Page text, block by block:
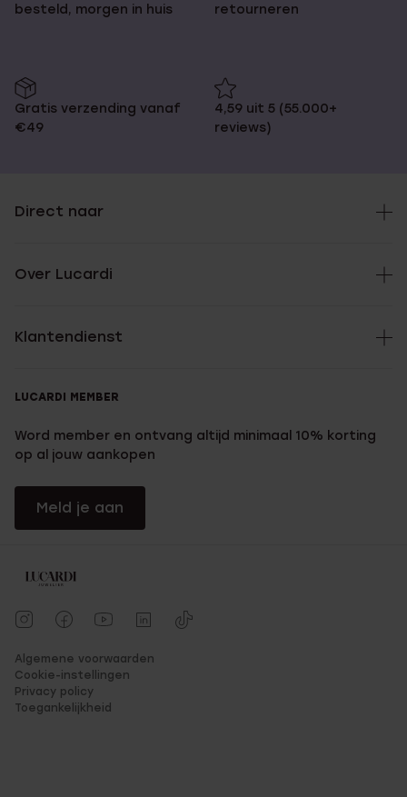
besteld, morgen in huis
retourneren
Gratis verzending vanaf
€49
4,59 uit 5 (55.000+
reviews)
Direct naar
Over Lucardi
Klantendienst
LUCARDI MEMBER
Word member en ontvang altijd minimaal 10% korting
op al jouw aankopen
Meld je aan
Algemene voorwaarden
Cookie-instellingen
Privacy policy
Toegankelijkheid